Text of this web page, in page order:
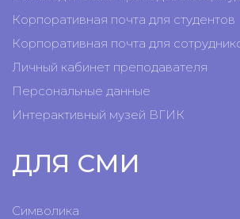
Корпоративная почта для студентов
Корпоративная почта для
Личный кабинет преподавателя
Персональные данные
Интерактивный музей ВГИК
ДЛЯ СМИ
Символика